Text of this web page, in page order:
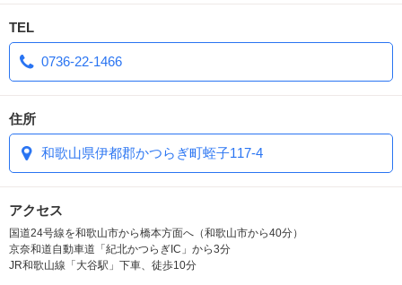
202・302号室
コスプレルーム
★☆★☆★☆★☆★☆★☆★☆★☆★☆
TEL
0736-22-1466
住所
和歌山県伊都郡かつらぎ町蛭子117-4
アクセス
国道24号線を和歌山市から橋本方面へ（和歌山市から40分）
京奈和道自動車道「紀北かつらぎIC」から3分
JR和歌山線「大谷駅」下車、徒歩10分